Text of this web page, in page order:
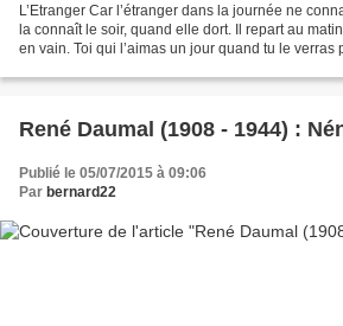
L’Etranger Car l’étranger dans la journée ne
la connaît le soir, quand elle dort. Il repart au
en vain. Toi qui l’aimas un jour quand tu le verras
René Daumal (1908 - 1944) :
Publié le 05/07/2015 à 09:06
Par bernard22